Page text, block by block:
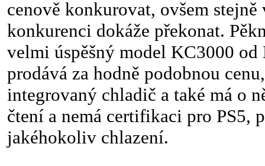
cenově konkurovat, ovšem stejně
konkurenci dokáže překonat.
velmi úspěšný model KC3000
prodává za hodně podobnou
integrovaný chladič a také má o
čtení a nemá certifikaci pro PS5,
jakéhokoliv chlazení.